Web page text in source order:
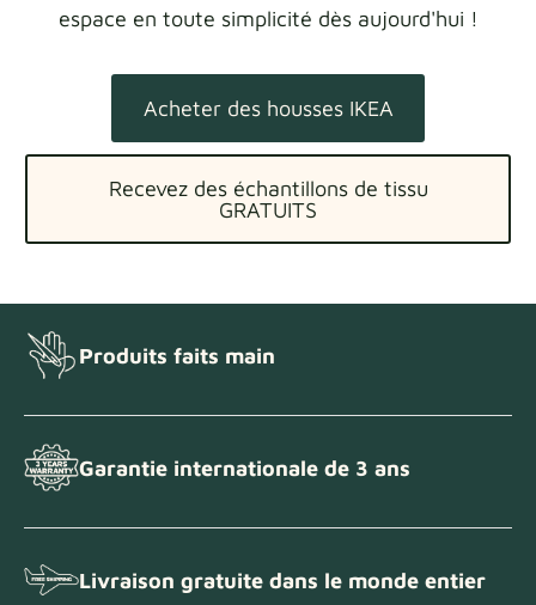
espace en toute simplicité dès aujourd'hui !
Acheter des housses IKEA
Recevez des échantillons de tissu
GRATUITS
Produits faits main
Garantie internationale de 3 ans
Livraison gratuite dans le monde entier